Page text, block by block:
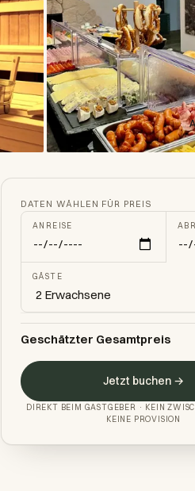
DATEN WÄHLEN FÜR PREIS
ANREISE
GÄSTE
Geschätzter Gesamtpreis
Jetzt buchen →
DIREKT BEIM GASTGEBER · KEIN
KEINE PROVISION